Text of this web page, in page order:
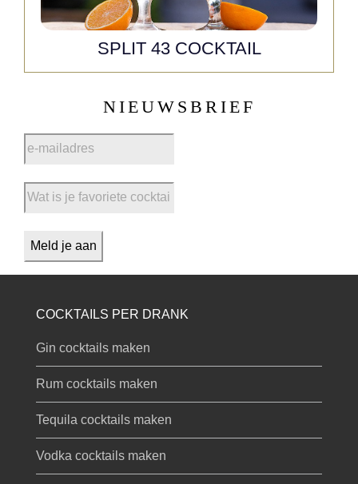
SPLIT 43 COCKTAIL
NIEUWSBRIEF
COCKTAILS PER DRANK
Gin cocktails maken
Rum cocktails maken
Tequila cocktails maken
Vodka cocktails maken